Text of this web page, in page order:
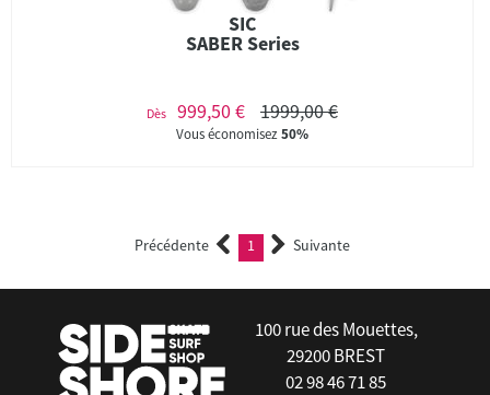
SIC
SABER Series
Dès 999,50 € 1999,00 €
Vous économisez50%
Précédente 1 (current)Suivante
100 rue des Mouettes,
29200 BREST
02 98 46 71 85